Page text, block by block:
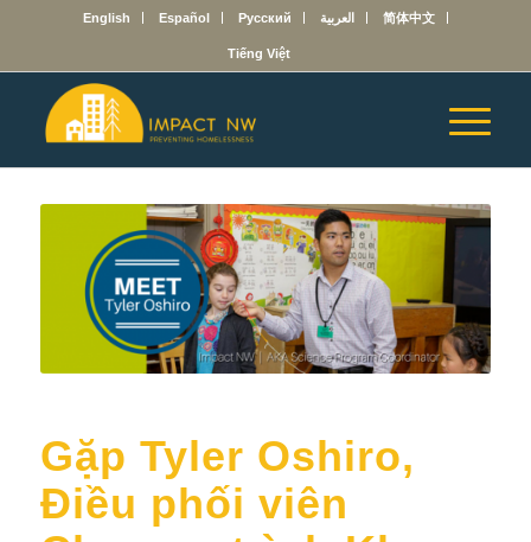
English Español Русский العربية 简体中文
Tiếng Việt
Gặp Tyler Oshiro,
Điều phối viên